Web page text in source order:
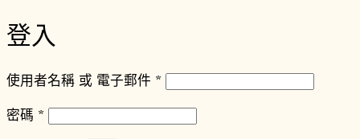
登入
使用者名稱 或 電子郵件 * 必
密碼 * 必